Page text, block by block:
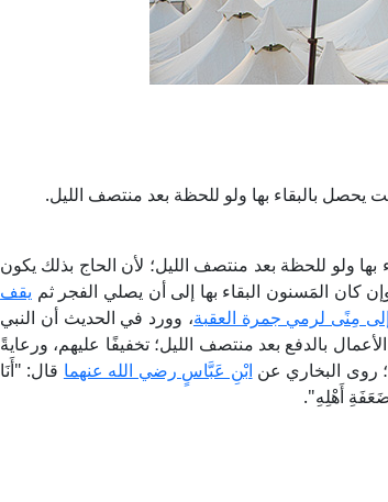
يحصل بالبقاء بها ولو للحظة بعد منتصف الليل.
ولو للحظة بعد منتصف الليل؛ لأن الحاج بذلك يكون
كان المَسنون البقاء بها إلى أن يصلي الفجر ثم يقف
مِنًى لرمي جمرة العقبة، وورد في الحديث أن النبي
بالدفع بعد منتصف الليل؛ تخفيفًا عليهم، ورعايةً
روى البخاري عن ابْنِ عَبَّاسٍ رضي الله عنهما قال: "أَنَا
أَهْلِهِ".